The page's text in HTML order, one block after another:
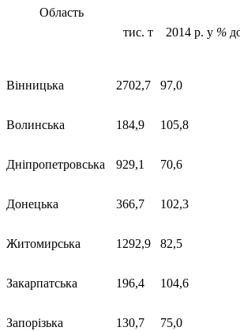
Область
тис. т 2014 р. у %
Вінницька 2702,7 97,0
Волинська 184,9 105,8
Дніпропетровська 929,1 70,6
Донецька 366,7 102,3
Житомирська 1292,9 82,5
Закарпатська 196,4 104,6
Запорізька 130,7 75,0